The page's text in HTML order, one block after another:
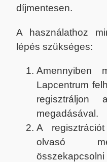
díjmentesen.
A használathoz
lépés szükséges:
Amennyiben
Lapcentrum
regisztráljon
megadásával.
A
olvasó